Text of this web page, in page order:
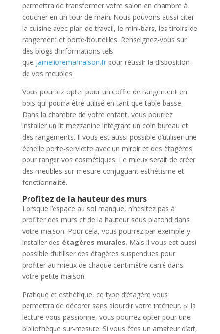
permettra de transformer votre salon en chambre à
coucher en un tour de main. Nous pouvons aussi citer
la cuisine avec plan de travail, le mini-bars, les tiroirs de
rangement et porte-bouteilles. Renseignez-vous sur
des blogs d’informations tels
que jamelioremamaison.frpour réussir la disposition
de vos meubles.
Vous pourrez opter pour un coffre de rangement en
bois qui pourra être utilisé en tant que table basse.
Dans la chambre de votre enfant, vous pourrez
installer un lit mezzanine intégrant un coin bureau et
des rangements. Il vous est aussi possible d’utiliser une
échelle porte-serviette avec un miroir et des étagères
pour ranger vos cosmétiques. Le mieux serait de créer
des meubles sur-mesure conjuguant esthétisme et
fonctionnalité.
Profitez de la hauteur des murs
Lorsque l’espace au sol manque, n’hésitez pas à
profiter des murs et de la hauteur sous plafond dans
votre maison. Pour cela, vous pourrez par exemple y
installer des étagères murales. Mais il vous est aussi
possible d’utiliser des étagères suspendues pour
profiter au mieux de chaque centimètre carré dans
votre petite maison.
Pratique et esthétique, ce type d’étagère vous
permettra de décorer sans alourdir votre intérieur. Si la
lecture vous passionne, vous pourrez opter pour une
bibliothèque sur-mesure. Si vous êtes un amateur d’art,